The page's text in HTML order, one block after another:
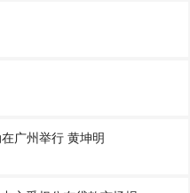
广州举行 黄坤明